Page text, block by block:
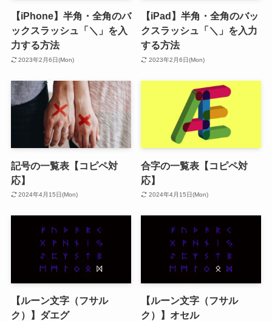
【iPhone】半角・全角のバ
ックスラッシュ「＼」を入
力する方法
2023年2月6日(Mon)
【iPad】半角・全角のバッ
クスラッシュ「＼」を入力
する方法
2023年2月6日(Mon)
記号の一覧表【コピペ対
応】
2024年4月15日(Mon)
合字の一覧表【コピペ対
応】
2024年4月15日(Mon)
【ルーン文字（フサル
ク）】ダエグ
【ルーン文字（フサル
ク）】オセル